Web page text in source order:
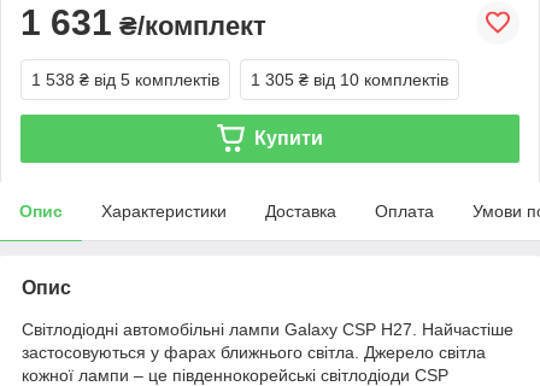
1 631 ₴/комплект
1 538 ₴ від 5 комплектів 1 305 ₴ від 10 комплектів
Купити
Опис Характеристики Доставка Оплата Умови
Опис
Світлодіодні автомобільні лампи Galaxy CSP H27. Найчастіше
застосовуються у фарах ближнього світла. Джерело світла
кожної лампи – це південнокорейські світлодіоди CSP